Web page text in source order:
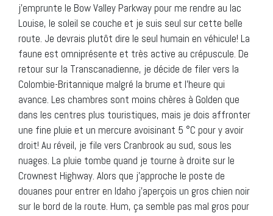
j’emprunte le Bow Valley Parkway pour me rendre au lac
Louise, le soleil se couche et je suis seul sur cette belle
route. Je devrais plutôt dire le seul humain en véhicule! La
faune est omniprésente et très active au crépuscule. De
retour sur la Transcanadienne, je décide de filer vers la
Colombie-Britannique malgré la brume et l’heure qui
avance. Les chambres sont moins chères à Golden que
dans les centres plus touristiques, mais je dois affronter
une fine pluie et un mercure avoisinant 5 °C pour y avoir
droit! Au réveil, je file vers Cranbrook au sud, sous les
nuages. La pluie tombe quand je tourne à droite sur le
Crownest Highway. Alors que j’approche le poste de
douanes pour entrer en Idaho j’aperçois un gros chien noir
sur le bord de la route. Hum, ça semble pas mal gros pour